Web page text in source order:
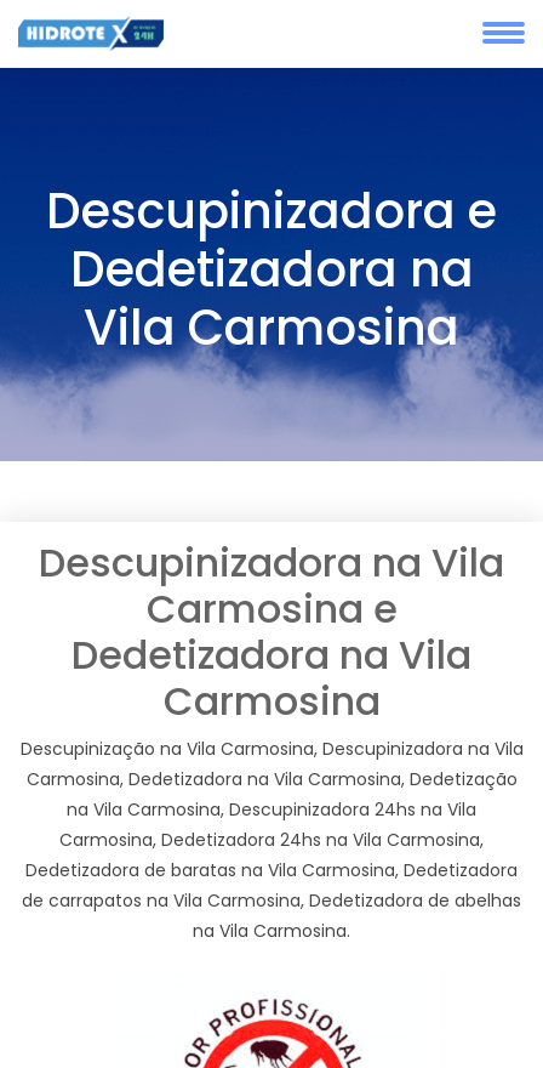
Descupinizadora e
Dedetizadora na
Vila Carmosina
Descupinizadora na Vila
Carmosina e
Dedetizadora na Vila
Carmosina
Descupinização na Vila Carmosina, Descupinizadora na Vila
Carmosina, Dedetizadora na Vila Carmosina, Dedetização
na Vila Carmosina, Descupinizadora 24hs na Vila
Carmosina, Dedetizadora 24hs na Vila Carmosina,
Dedetizadora de baratas na Vila Carmosina, Dedetizadora
de carrapatos na Vila Carmosina, Dedetizadora de abelhas
na Vila Carmosina.